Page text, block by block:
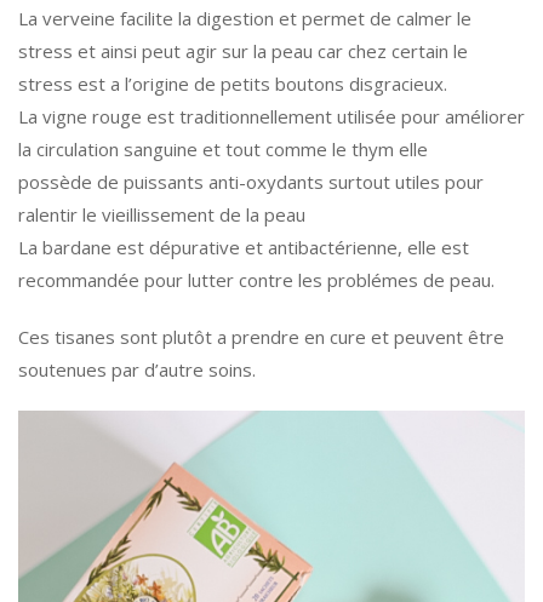
La verveine facilite la digestion et permet de calmer le
stress et ainsi peut agir sur la peau car chez certain le
stress est a l’origine de petits boutons disgracieux.
La vigne rouge est traditionnellement utilisée pour améliorer
la circulation sanguine et tout comme le thym elle
possède de puissants anti-oxydants surtout utiles pour
ralentir le vieillissement de la peau
La bardane est dépurative et antibactérienne, elle est
recommandée pour lutter contre les problémes de peau.
Ces tisanes sont plutôt a prendre en cure et peuvent être
soutenues par d’autre soins.